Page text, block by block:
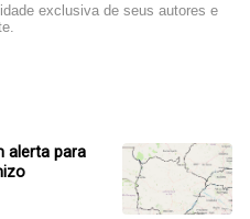
exclusiva de seus autores e
alerta para